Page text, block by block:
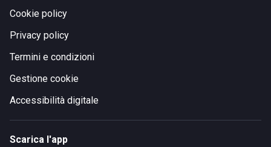
Cookie policy
Privacy policy
Termini e condizioni
Gestione cookie
Accessibilità digitale
Scarica l'app